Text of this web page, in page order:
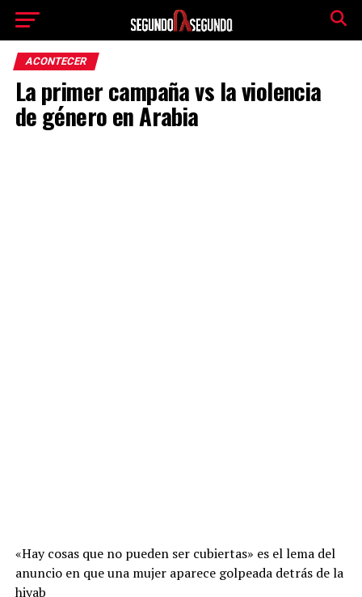
ACONTECER
La primer campaña vs la violencia
de género en Arabia
«Hay cosas que no pueden ser cubiertas» es el lema del
anuncio en que una mujer aparece golpeada detrás de la
hiyab